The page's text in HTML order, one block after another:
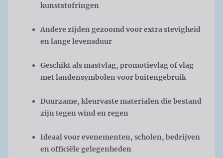
kunststofringen
Andere zijden gezoomd voor extra stevigheid
en lange levensduur
Geschikt als mastvlag, promotievlag of vlag
met landensymbolen voor buitengebruik
Duurzame, kleurvaste materialen die bestand
zijn tegen wind en regen
Ideaal voor evenementen, scholen, bedrijven
en officiële gelegenheden